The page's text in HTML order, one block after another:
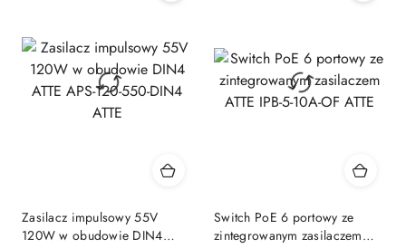
Zasilacz impulsowy 55V
120W w obudowie DIN4
Switch PoE 6 portowy ze
zintegrowanym zasilaczem